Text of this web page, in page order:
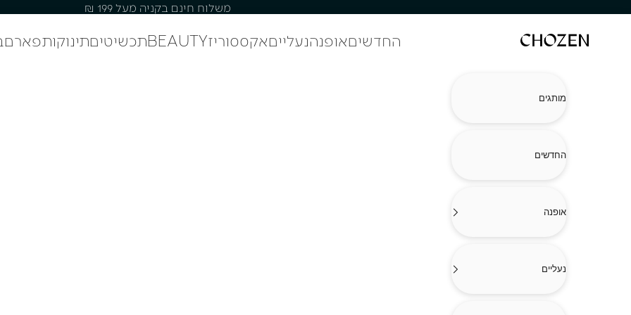
משלוח חינם בקניה מעל 199 ₪
CHOZEN החדשיםאופנהנעלייםאקססוריזBEAUTYתכשיטיםתינוקותפארם
מותגים
החדשים
אופנה
נעליים